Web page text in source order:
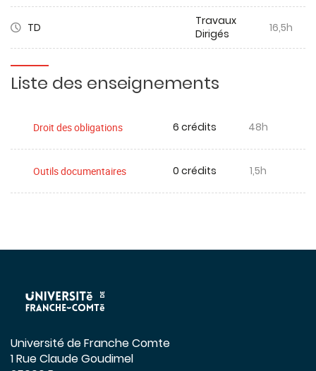
TD
Travaux
Dirigés
16,5h
Liste des enseignements
Droit des obligations 6 crédits 48h
Outils documentaires 0 crédits 1,5h
Université de Franche Comte
1 Rue Claude Goudimel